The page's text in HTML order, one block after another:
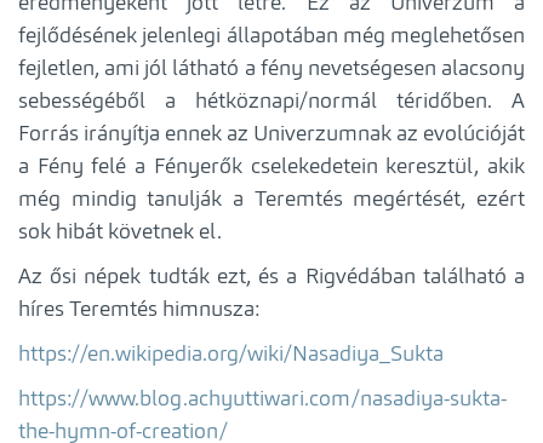
fejlődésének jelenlegi állapotában még meglehetősen
fejletlen, ami jól látható a fény nevetségesen alacsony
sebességéből a hétköznapi/normál téridőben. A
Forrás irányítja ennek az Univerzumnak az evolúcióját
a Fény felé a Fényerők cselekedetein keresztül, akik
még mindig tanulják a Teremtés megértését, ezért
sok hibát követnek el.
Az ősi népek tudták ezt, és a Rigvédában található a
híres Teremtés himnusza:
https://en.wikipedia.org/wiki/Nasadiya_Sukta
https://www.blog.achyuttiwari.com/nasadiya-sukta-
the-hymn-of-creation/